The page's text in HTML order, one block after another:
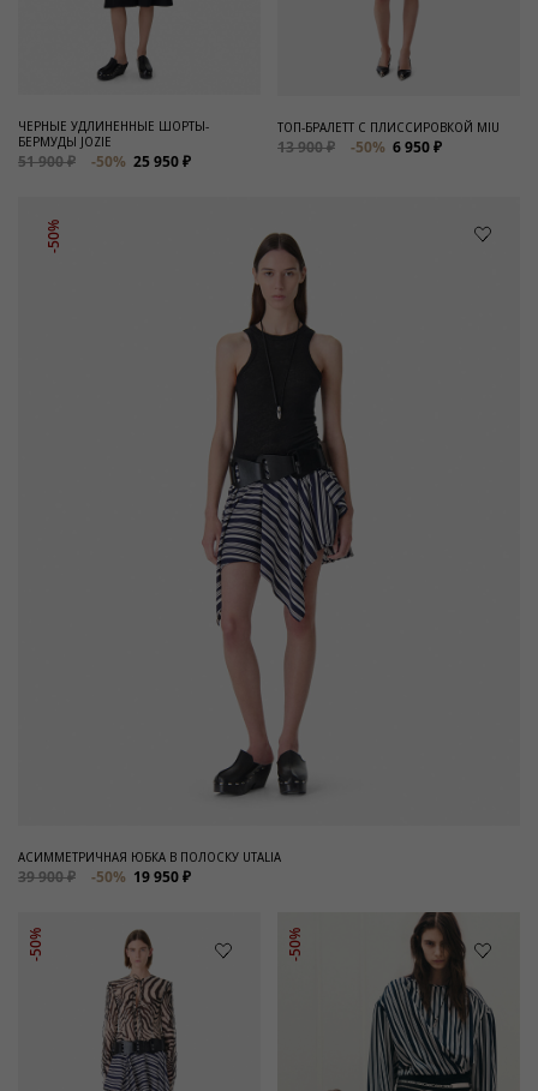
ЧЕРНЫЕ УДЛИНЕННЫЕ ШОРТЫ-
БЕРМУДЫ JOZIE
51 900 ₽ -50% 25 950 ₽
ТОП-БРАЛЕТТ С ПЛИССИРОВКОЙ MIU
13 900 ₽ -50% 6 950 ₽
-50%
АСИММЕТРИЧНАЯ ЮБКА В ПОЛОСКУ UTALIA
39 900 ₽ -50% 19 950 ₽
-50% -50%